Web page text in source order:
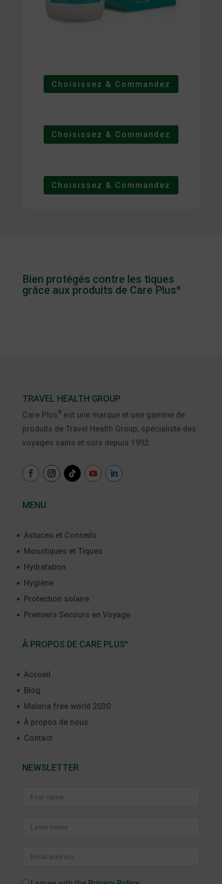
Choisissez & Commandez
Choisissez & Commandez
Choisissez & Commandez
Bien protégés contre les tiques
grâce aux produits de Care Plus®
TRAVEL HEALTH GROUP
Care Plus®est une marque et une gamme de
produits de Travel Health Group, spécialiste des
voyages sains et sûrs depuis 1992.
MENU
Astuces et Conseils
Moustiques et Tiques
Hydratation
Hygiène
Protection solaire
Premiers Secours en Voyage
À PROPOS DE CARE PLUS®
Accueil
Blog
Malaria free world 2030
À propos de nous
Contact
NEWSLETTER